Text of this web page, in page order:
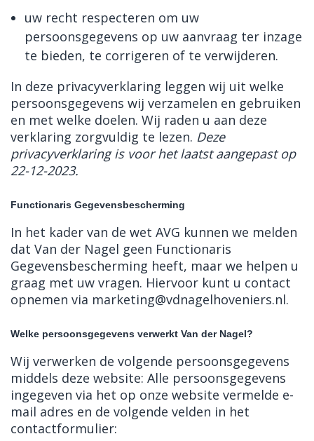
uw recht respecteren om uw
persoonsgegevens op uw aanvraag ter inzage
te bieden, te corrigeren of te verwijderen.
In deze privacyverklaring leggen wij uit welke
persoonsgegevens wij verzamelen en gebruiken
en met welke doelen. Wij raden u aan deze
verklaring zorgvuldig te lezen. Deze
privacyverklaring is voor het laatst aangepast op
22-12-2023.
Functionaris Gegevensbescherming
In het kader van de wet AVG kunnen we melden
dat Van der Nagel geen Functionaris
Gegevensbescherming heeft, maar we helpen u
graag met uw vragen. Hiervoor kunt u contact
opnemen via marketing@vdnagelhoveniers.nl.
Welke persoonsgegevens verwerkt Van der Nagel?
Wij verwerken de volgende persoonsgegevens
middels deze website: Alle persoonsgegevens
ingegeven via het op onze website vermelde e-
mail adres en de volgende velden in het
contactformulier: